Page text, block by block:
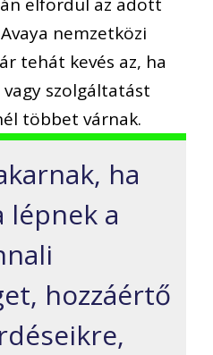
nemzetközi
tehát kevés az, ha
szolgáltatást
többet várnak.
ha
lépnek a
hozzáértő